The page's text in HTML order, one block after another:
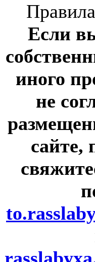
Если
иного
не
сайте,